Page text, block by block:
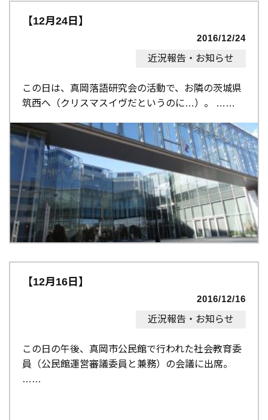
【12月24日】
2016/12/24
近況報告・お知らせ
この日は、真岡落語研究会の活動で、お隣の茨城県
筑西へ（クリスマスイヴだというのに…）。 …
【12月16日】
2016/12/16
近況報告・お知らせ
この日の午後、真岡市公民館で行われた社会教育委
員（公民館運営審議委員と兼務）の会議に出席。
…